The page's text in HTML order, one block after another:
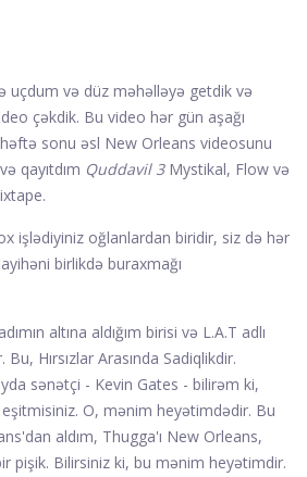
uçdum və düz məhəlləyə getdik və
çəkdik. Bu video hər gün aşağı
sonu əsl New Orleans videosunu
qayıtdım Quddavil 3Mystikal, Flow və
işlədiyiniz oğlanlardan biridir, siz də hər
birlikdə buraxmağı
altına aldığım birisi və L.A.T adlı
Hırsızlar Arasında Sadiqlikdir.
sənətçi - Kevin Gates - bilirəm ki,
O, mənim heyətimdədir. Bu
aldım, Thugga'ı New Orleans,
pişik. Bilirsiniz ki, bu mənim heyətimdir.